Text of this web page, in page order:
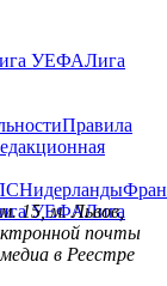
УЕФАЛига
Правила
Нидерланды
УЕФАЛига
15, м. Львов,
почты
в Реестре